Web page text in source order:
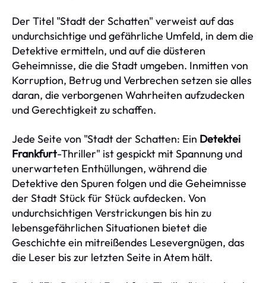
Der Titel "Stadt der Schatten" verweist auf das
undurchsichtige und gefährliche Umfeld, in dem die
Detektive ermitteln, und auf die düsteren
Geheimnisse, die die Stadt umgeben. Inmitten von
Korruption, Betrug und Verbrechen setzen sie alles
daran, die verborgenen Wahrheiten aufzudecken
und Gerechtigkeit zu schaffen.
Jede Seite von "Stadt der Schatten: Ein Detektei
Frankfurt-Thriller" ist gespickt mit Spannung und
unerwarteten Enthüllungen, während die
Detektive den Spuren folgen und die Geheimnisse
der Stadt Stück für Stück aufdecken. Von
undurchsichtigen Verstrickungen bis hin zu
lebensgefährlichen Situationen bietet die
Geschichte ein mitreißendes Lesevergnügen, das
die Leser bis zur letzten Seite in Atem hält.